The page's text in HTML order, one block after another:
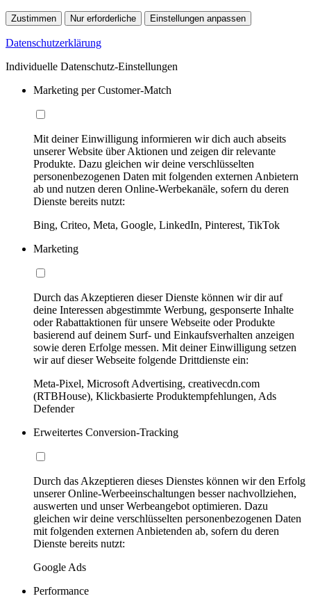
Zustimmen Nur erforderliche Einstellungen anpassen
Datenschutzerklärung
Individuelle Datenschutz-Einstellungen
Marketing per Customer-Match
Mit deiner Einwilligung informieren wir dich auch abseits
unserer Website über Aktionen und zeigen dir relevante
Produkte. Dazu gleichen wir deine verschlüsselten
personenbezogenen Daten mit folgenden externen Anbietern
ab und nutzen deren Online-Werbekanäle, sofern du deren
Dienste bereits nutzt:
Bing, Criteo, Meta, Google, LinkedIn, Pinterest, TikTok
Marketing
Durch das Akzeptieren dieser Dienste können wir dir auf
deine Interessen abgestimmte Werbung, gesponserte Inhalte
oder Rabattaktionen für unsere Webseite oder Produkte
basierend auf deinem Surf- und Einkaufsverhalten anzeigen
sowie deren Erfolge messen. Mit deiner Einwilligung setzen
wir auf dieser Webseite folgende Drittdienste ein:
Meta-Pixel, Microsoft Advertising, creativecdn.com
(RTBHouse), Klickbasierte Produktempfehlungen, Ads
Defender
Erweitertes Conversion-Tracking
Durch das Akzeptieren dieses Dienstes können wir den Erfolg
unserer Online-Werbeeinschaltungen besser nachvollziehen,
auswerten und unser Werbeangebot optimieren. Dazu
gleichen wir deine verschlüsselten personenbezogenen Daten
mit folgenden externen Anbietenden ab, sofern du deren
Dienste bereits nutzt:
Google Ads
Performance